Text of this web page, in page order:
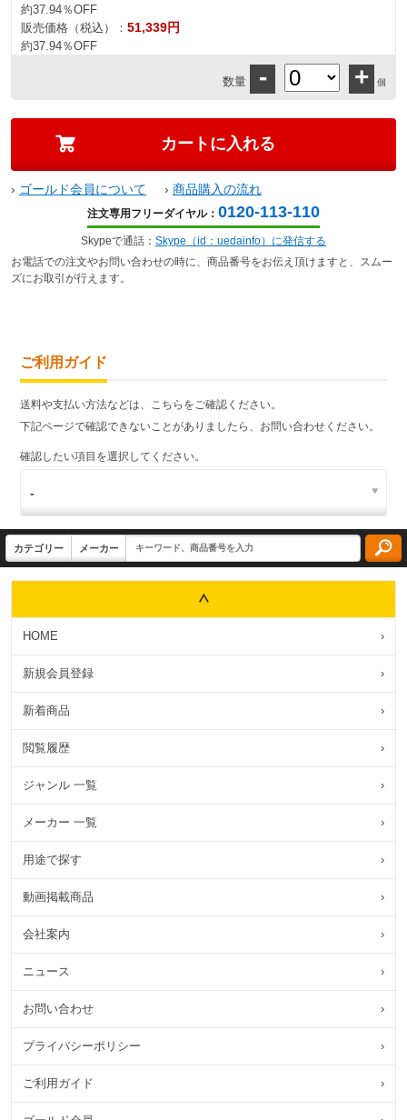
約37.94％OFF
販売価格（税込）： 51,339円
約37.94％OFF
数量 - + 個
› ゴールド会員について › 商品購入の流れ
注文専用フリーダイヤル： 0120-113-110
Skypeで通話： Skype（id：uedainfo）に発信する
お電話での注文やお問い合わせの時に、商品番号をお伝え頂けますと、スムー
ズにお取引が行えます。
ご利用ガイド
送料や支払い方法などは、こちらをご確認ください。
下記ページで確認できないことがありましたら、お問い合わせください。
確認したい項目を選択してください。
HOME ›
新規会員登録 ›
新着商品 ›
閲覧履歴 ›
ジャンル 一覧 ›
メーカー 一覧 ›
用途で探す ›
動画掲載商品 ›
会社案内 ›
ニュース ›
お問い合わせ ›
プライバシーポリシー ›
ご利用ガイド ›